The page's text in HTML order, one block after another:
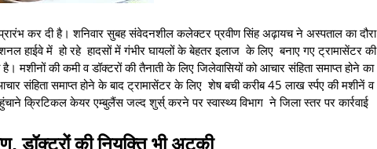
कर दी है। शनिवार सुबह संवेदनशील कलेक्टर प्रवीण सिंह अढ़ायच ने अस्पताल का दौरा
हाईवे में हो रहे हादसों में गंभीर घायलों के बेहतर इलाज के लिए बनाए गए ट्रामासेंटर की
की कमी व डॉक्टरों की तैनाती के लिए जिलेवासियों को आचार संहिता समाप्त होने का
संहिता समाप्त होने के बाद ट्रामासेंटर के लिए शेष बची करीब 45 लाख र्स्पए की मशीनें व
क्रिटिकल केयर एम्बुलैंस जल्द शुर्स् करने पर स्वास्थ्य विभाग ने जिला स्तर पर कार्रवाई
डॉक्टरों की नियुक्ति भी अटकी